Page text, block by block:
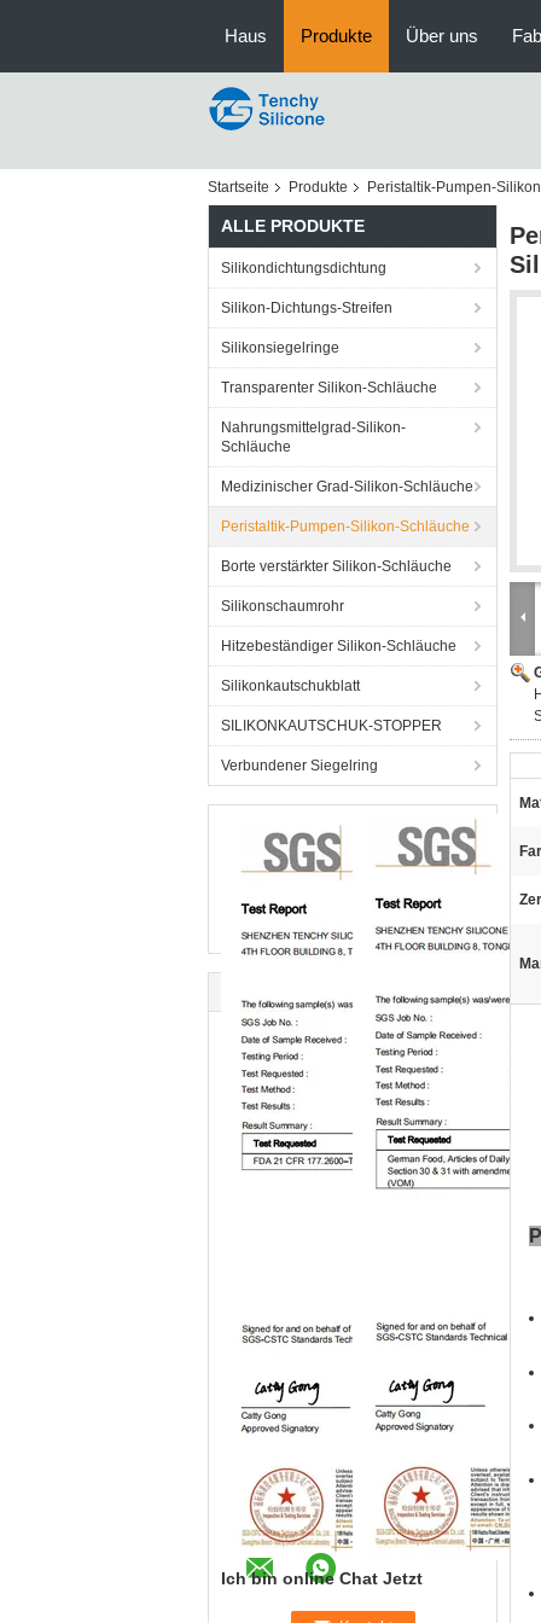
Haus Produkte Über uns
Startseite Produkte Peristaltik-Pumpen-
ALLE PRODUKTE
Silikondichtungsdichtung
Silikon-Dichtungs-Streifen
Silikonsiegelringe
Transparenter Silikon-Schläuche
Nahrungsmittelgrad-Silikon-
Schläuche
Medizinischer Grad-Silikon-Schläuche
Peristaltik-Pumpen-Silikon-Schläuche
Borte verstärkter Silikon-Schläuche
Silikonschaumrohr
Hitzebeständiger Silikon-Schläuche
Silikonkautschukblatt
SILIKONKAUTSCHUK-STOPPER
Verbundener Siegelring
Ich bin online Chat Jetzt